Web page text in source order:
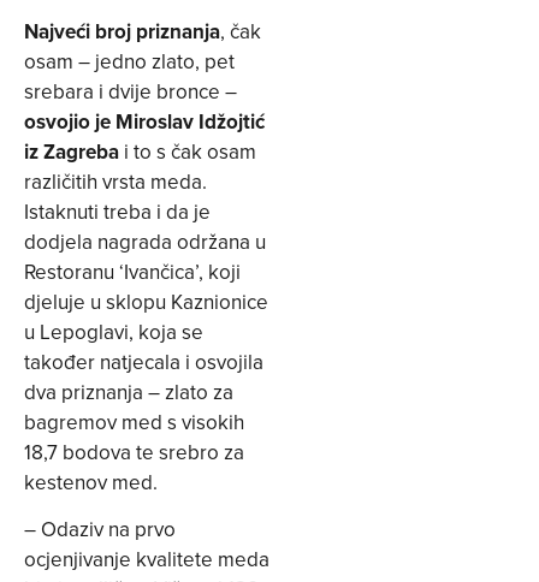
Najveći broj priznanja, čak
osam – jedno zlato, pet
srebara i dvije bronce –
osvojio je Miroslav Idžojtić
iz Zagreba i to s čak osam
različitih vrsta meda.
Istaknuti treba i da je
dodjela nagrada održana u
Restoranu ‘Ivančica’, koji
djeluje u sklopu Kaznionice
u Lepoglavi, koja se
također natjecala i osvojila
dva priznanja – zlato za
bagremov med s visokih
18,7 bodova te srebro za
kestenov med.
– Odaziv na prvo
ocjenjivanje kvalitete meda